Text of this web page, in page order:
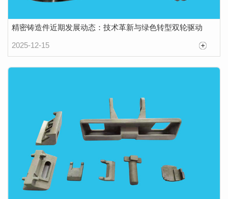
精密铸造件近期发展动态：技术革新与绿色转型双轮驱动
2025-12-15